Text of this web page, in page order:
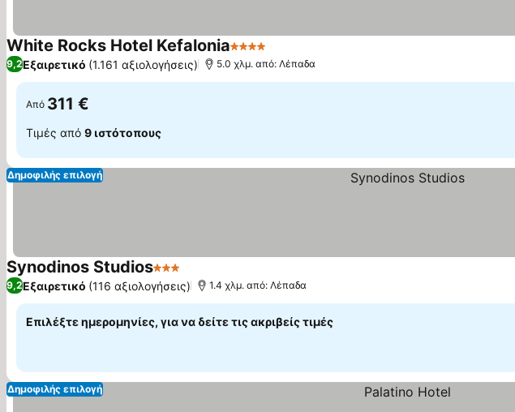
White Rocks Hotel Kefalonia4 Αστέρια
9,2Εξαιρετικό (1.161 αξιολογήσεις) 5.0 χλμ. από: Λέπαδα
Από 311 €
Τιμές από 9 ιστότοπους
Δημοφιλής επιλογή
Synodinos Studios3 ΑστέριαΕμφάνιση τιμών
9,2Εξαιρετικό (116 αξιολογήσεις) 1.4 χλμ. από: Λέπαδα
Επιλέξτε ημερομηνίες, για να δείτε τις ακριβείς τιμές
Δημοφιλής επιλογή